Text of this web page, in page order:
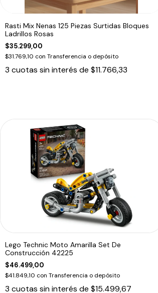
Rasti Mix Nenas 125 Piezas Surtidas Bloques
Ladrillos Rosas
$35.299,00
$31.769,10 con Transferencia o depósito
3 cuotas sin interés de $11.766,33
Lego Technic Moto Amarilla Set De
Construcción 42225
$46.499,00
$41.849,10 con Transferencia o depósito
3 cuotas sin interés de $15.499,67